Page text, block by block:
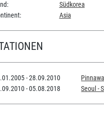
Südkorea
Asia
- 28.09.2010
- 05.08.2018
Seoul -